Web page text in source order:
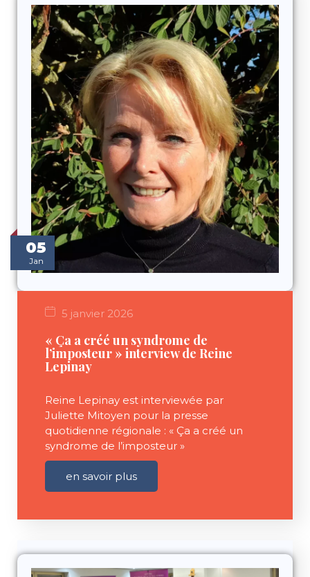
05
Jan
5 janvier 2026
« Ça a créé un syndrome de
l’imposteur » interview de Reine
Lepinay
Reine Lepinay est interviewée par
Juliette Mitoyen pour la presse
quotidienne régionale : « Ça a créé un
syndrome de l’imposteur »
en savoir plus